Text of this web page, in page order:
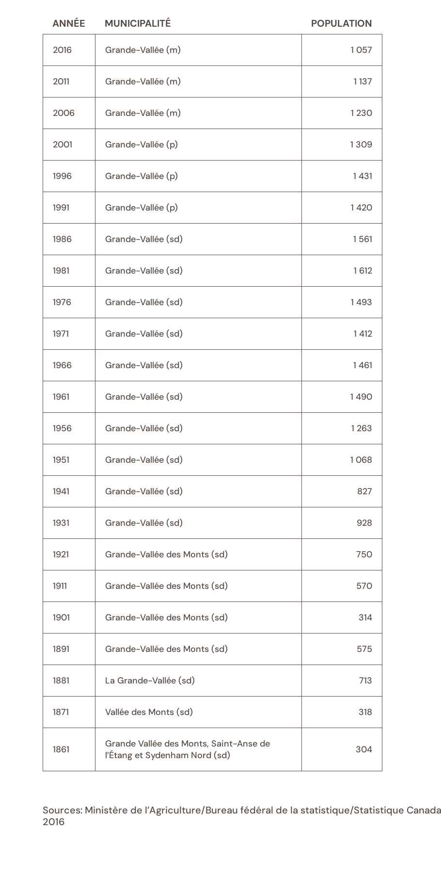
ANNÉE MUNICIPALITÉ POPULATION
2016 Grande-Vallée (m) 1 057
2011 Grande-Vallée (m) 1 137
2006 Grande-Vallée (m) 1 230
2001 Grande-Vallée (p) 1 309
1996 Grande-Vallée (p) 1 431
1991 Grande-Vallée (p) 1 420
1986 Grande-Vallée (sd) 1 561
1981 Grande-Vallée (sd) 1 612
1976 Grande-Vallée (sd) 1 493
1971 Grande-Vallée (sd) 1 412
1966 Grande-Vallée (sd) 1 461
1961 Grande-Vallée (sd) 1 490
1956 Grande-Vallée (sd) 1 263
1951 Grande-Vallée (sd) 1 068
1941 Grande-Vallée (sd) 827
1931 Grande-Vallée (sd) 928
1921 Grande-Vallée des Monts (sd) 750
1911 Grande-Vallée des Monts (sd) 570
1901 Grande-Vallée des Monts (sd) 314
1891 Grande-Vallée des Monts (sd) 575
1881 La Grande-Vallée (sd) 713
1871 Vallée des Monts (sd) 318
1861
Grande Vallée des Monts, Saint-Anse de
l’Étang et Sydenham Nord (sd)
304
Sources: Ministère de l’Agriculture/Bureau fédéral de la statistique/Statistique
2016